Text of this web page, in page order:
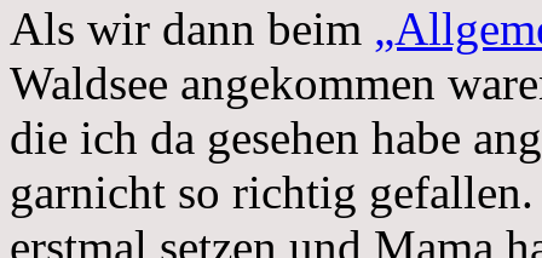
Als wir dann beim
Waldsee angekommen
die ich da gesehen habe
garnicht so richtig
erstmal setzen und Mama